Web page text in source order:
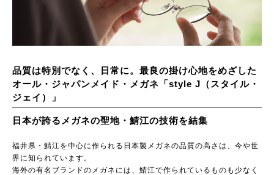
品質は特別でなく、日常に。最良の掛け心地をめざした
オール・ジャパンメイド・メガネ「style J（スタイル・
ジェイ）」
日本が誇るメガネの聖地・鯖江の技術を結集
福井県・鯖江を中心に作られる日本製メガネの品質の高さは、今や世
界に知られています。
海外の有名ブランドのメガネには、鯖江で作られているものも少なく